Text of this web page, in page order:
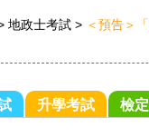
地政士考試 > ＜預告＞
升學考試 檢